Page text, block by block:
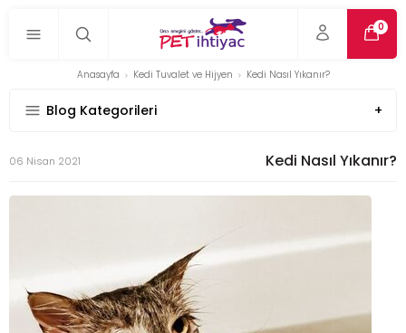
0
Anasayfa Kedi Tuvalet ve Hijyen Kedi Nasıl Yıkanır?
Blog Kategorileri
Kedi Nasıl Yıkanır?
06 Nisan 2021